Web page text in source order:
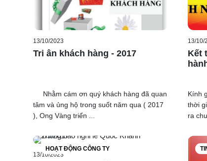
13/10/2023
Tri ân khách hàng - 2017
Nhằm cám ơn quý khách hàng đã quan
tâm và ủng hộ trong suốt năm qua ( 2017
), Ong Vàng triển ...
13/10/
Kết
Kính
thời
ra
HOẠT ĐỘNG CÔNG TY
13/10/2023